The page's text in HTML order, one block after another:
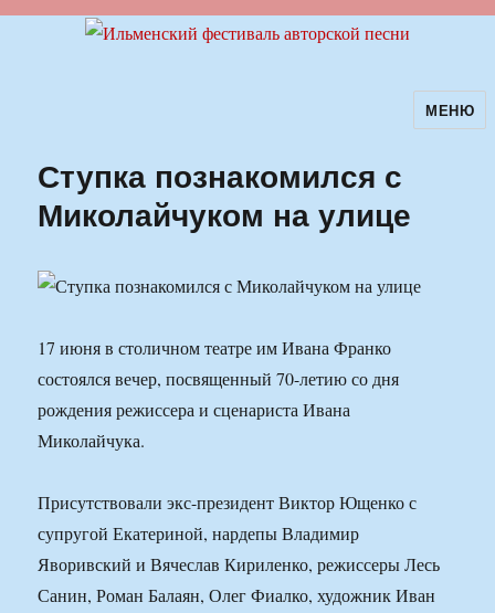
Ильменский фестиваль авторскойМЕНЮ
Ступка познакомился с
Миколайчуком на улице
17 июня в столичном театре им Ивана Франко
состоялся вечер, посвященный 70-летию со дня
рождения режиссера и сценариста Ивана
Миколайчука.
Присутствовали экс-президент Виктор Ющенко с
супругой Екатериной, нардепы Владимир
Яворивский и Вячеслав Кириленко, режиссеры Лесь
Санин, Роман Балаян, Олег Фиалко, художник Иван